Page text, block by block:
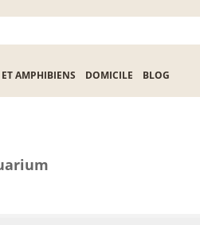
ET AMPHIBIENS DOMICILE BLOG